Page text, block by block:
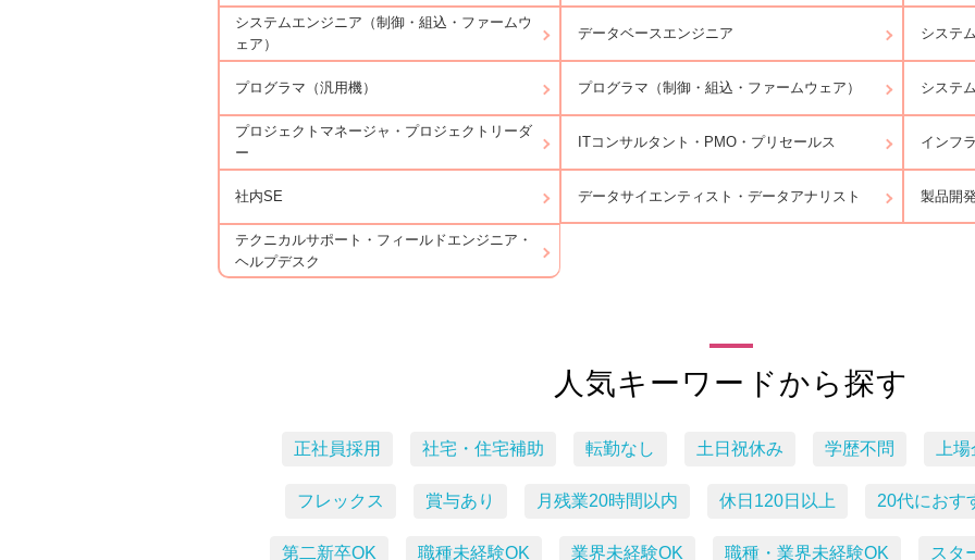
システムエンジニア（制御・組込・ファームウ
ェア）
データベースエンジニア システ
プログラマ（汎用機） プログラマ（制御・組込・ファームウェア） システ
プロジェクトマネージャ・プロジェクトリーダ
ー
ITコンサルタント・PMO・プリセールス インフ
社内SE データサイエンティスト・データアナリスト 製品開
テクニカルサポート・フィールドエンジニア・
ヘルプデスク
人気キーワードから探す
正社員採用 社宅・住宅補助 転勤なし 土日祝休み 学歴不問 上
フレックス 賞与あり 月残業20時間以内 休日120日以上 20代におす
第二新卒OK 職種未経験OK 業界未経験OK 職種・業界未経験OK スタ